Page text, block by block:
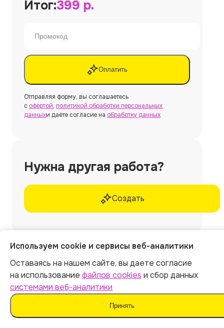
Итог:399 р.
Оплатить
Отправляя форму, вы соглашаетесь
с офертой, политикой обработки персональных
данныхи даёте согласие на обработку данных
Нужна другая работа?
Создать
Нужнакурсовая работа
без использования
ИИ и шаблонов?
Используем cookie и сервисы веб-аналитики
Оставаясь на нашем сайте, вы даете согласие
на использование файлов cookies и сбор данных
системами веб-аналитики
Принять